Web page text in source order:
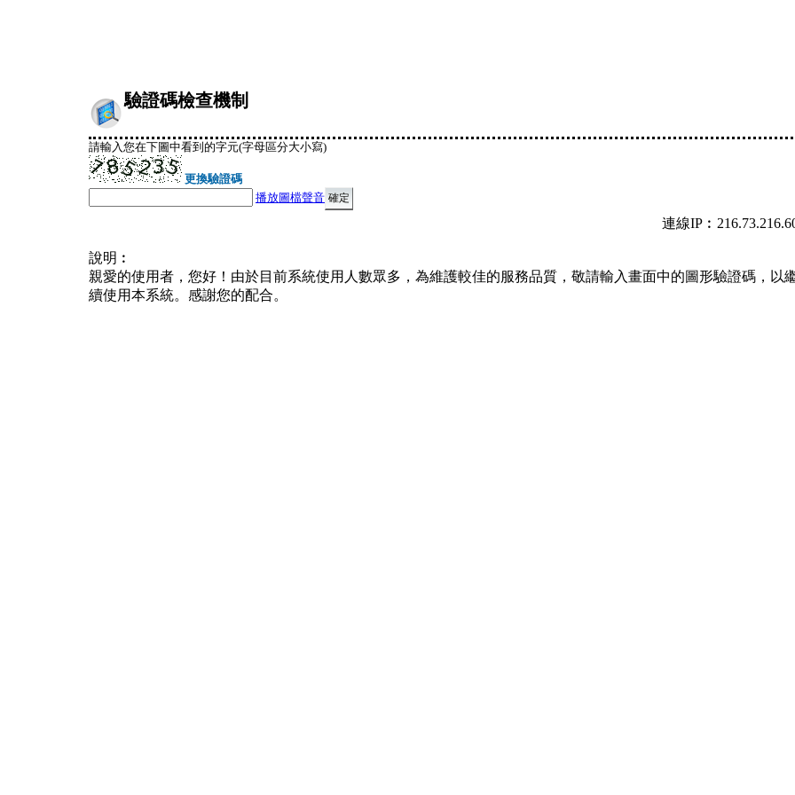
驗證碼檢查機制
請輸入您在下圖中看到的字元(字母區分大小寫)
更換驗證碼
播放圖檔聲音
連線
說明︰
親愛的使用者，您好！由於目前系統使用人數眾多，為維護較佳的服務品質，敬請輸入畫面中的圖形驗證碼，以
續使用本系統。感謝您的配合。